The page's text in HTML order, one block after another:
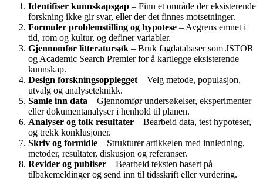
Identifiser kunnskapsgap – Finn et område der eksisterende
forskning ikke gir svar, eller der det finnes motsetninger.
Formuler problemstilling og hypotese – Avgrens emnet i
tid, rom og kultur, og definer variabler.
Gjennomfør litteratursøk – Bruk fagdatabaser som JSTOR
og Academic Search Premier for å kartlegge eksisterende
kunnskap.
Design forskningsopplegget – Velg metode, populasjon,
utvalg og analyseteknikk.
Samle inn data – Gjennomfør undersøkelser, eksperimenter
eller dokumentanalyser i henhold til planen.
Analyser og tolk resultater – Bearbeid data, test hypoteser,
og trekk konklusjoner.
Skriv og formidle – Strukturer artikkelen med innledning,
metoder, resultater, diskusjon og referanser.
Revider og publiser – Bearbeid teksten basert på
tilbakemeldinger og send inn til tidsskrift eller vurdering.